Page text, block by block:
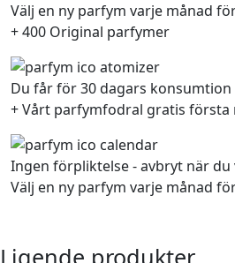
Välj en ny parfym varje månad
+ 400 Original parfymer
Du får för 30 dagars konsumtion
+ Vårt parfymfodral gratis första
Ingen förpliktelse - avbryt när du
Välj en ny parfym varje månad
Ligende produkter